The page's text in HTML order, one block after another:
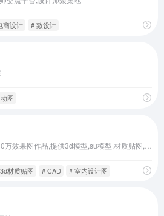
商设计 # 致设计
图
材质贴图 # CAD # 室内设计图